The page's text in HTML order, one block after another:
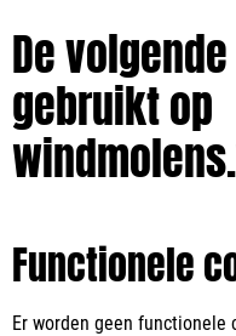
De
gebruikt op
Functionele
Er worden geen functionele